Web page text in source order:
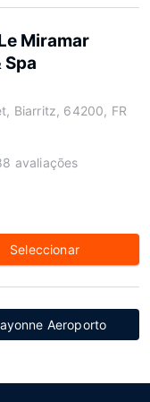
Miramar
Spa
Biarritz, 64200, FR
avaliações
Seleccionar
Aeroporto